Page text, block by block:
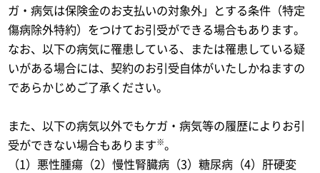
ガ・病気は保険金のお支払いの対象外」とする条件（特定
傷病除外特約）をつけてお引受ができる場合もあります。
なお、以下の病気に罹患している、または罹患している疑
いがある場合には、契約のお引受自体がいたしかねますの
であらかじめご了承ください。
また、以下の病気以外でもケガ・病気等の履歴によりお引
受ができない場合もあります※。
（1）悪性腫瘍（2）慢性腎臓病（3）糖尿病（4）肝硬変